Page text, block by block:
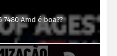
Amd é boa??